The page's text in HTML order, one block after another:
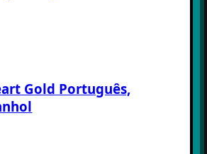
Gold Português,